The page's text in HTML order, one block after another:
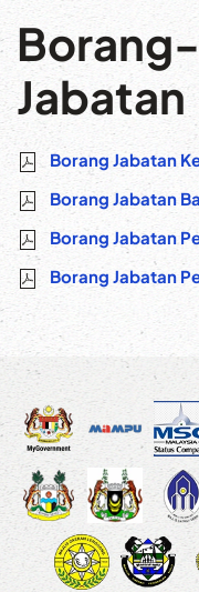
Jabatan
Borang Jabatan
Borang Jabatan
Borang Jabatan
Borang Jabatan